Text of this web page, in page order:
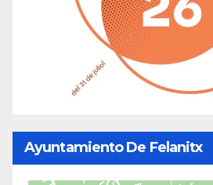
Ayuntamiento De Felanitx